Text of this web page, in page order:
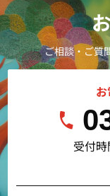
ご相談・ご質
受付時